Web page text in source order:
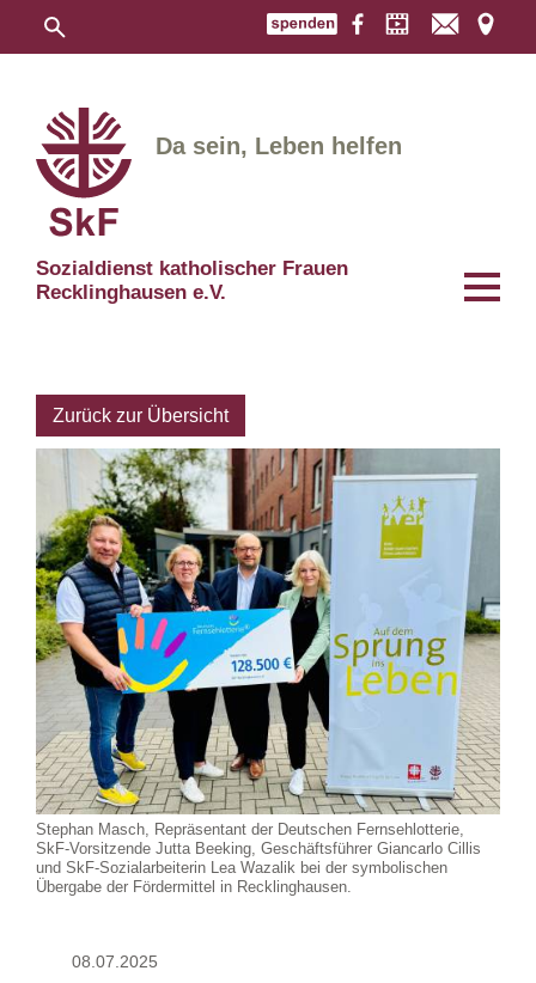
Sozialdienst katholischer Frauen
Recklinghausen e.V.
Da sein, Leben helfen
Zurück zur Übersicht
Stephan Masch, Repräsentant der Deutschen Fernsehlotterie,
SkF-Vorsitzende Jutta Beeking, Geschäftsführer Giancarlo Cillis
und SkF-Sozialarbeiterin Lea Wazalik bei der symbolischen
Übergabe der Fördermittel in Recklinghausen.
08.07.2025